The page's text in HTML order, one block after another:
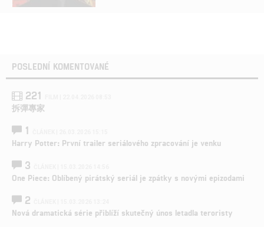
POSLEDNÍ KOMENTOVANÉ
221
拆彈專家
1
Harry Potter: První trailer seriálového zpracování je venku
3
One Piece: Oblíbený pirátský seriál je zpátky s novými epizodami
2
Nová dramatická série přiblíží skutečný únos letadla teroristy